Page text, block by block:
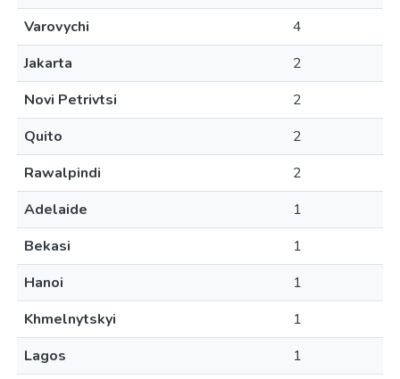
Varovychi
4
Jakarta
2
Novi Petrivtsi
2
Quito
2
Rawalpindi
2
Adelaide
1
Bekasi
1
Hanoi
1
Khmelnytskyi
1
Lagos
1